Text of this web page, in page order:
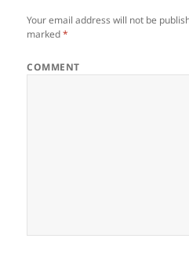
Your email address will not be
marked*
COMMENT